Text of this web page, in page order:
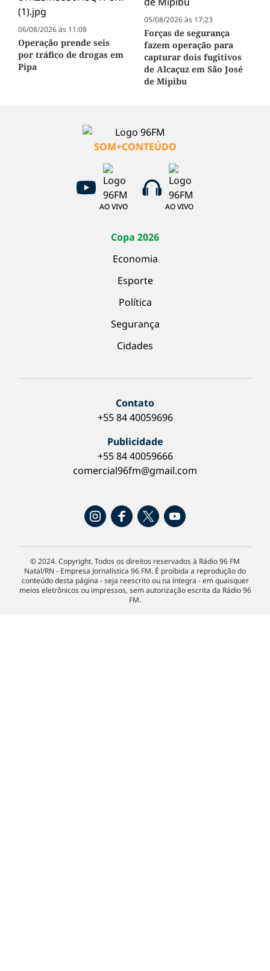
06/08/2026 às 11:08
Operação prende seis
por tráfico de drogas em
Pipa
05/08/2026 às 17:23
Forças de segurança
fazem operação para
capturar dois fugitivos
de Alcaçuz em São José
de Mipibu
SOM+CONTEÚDO
AO VIVO AO VIVO
Copa 2026
Economia
Esporte
Política
Segurança
Cidades
Contato
+55 84 40059696
Publicidade
+55 84 40059666
comercial96fm@gmail.com
© 2024. Copyright. Todos os direitos reservados à Rádio 96 FM
Natal/RN - Empresa Jornalística 96 FM. É proibida a reprodução do
conteúdo desta página - seja reescrito ou na íntegra - em quaisquer
meios eletrônicos ou impressos, sem autorização escrita da Rádio 96
FM.